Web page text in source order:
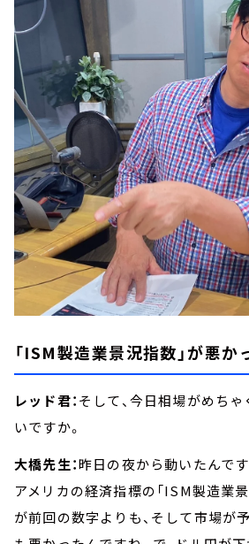
「ISM製造業景況指数」が悪か
レッド君：そして、今日相場がめち
いですか。
大橋先生：昨日の夜から動いたんで
アメリカの経済指標の「ISM製造業
が前回の数字よりも、そして市場が